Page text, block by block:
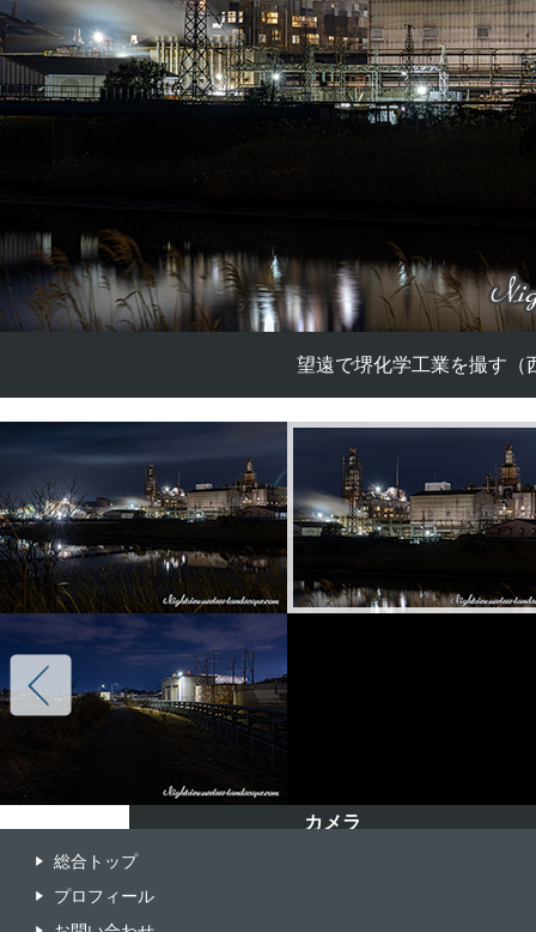
望遠で堺化学工業を撮す（
カメラ
カメラ
カメラ
カメラ
総合トップ
プロフィール